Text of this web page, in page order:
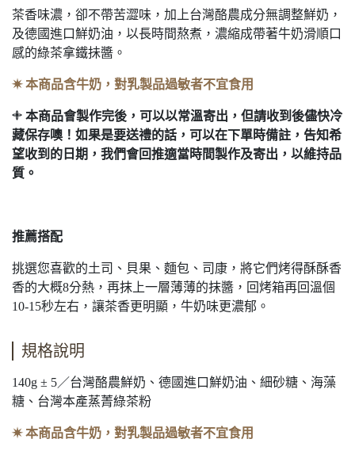
茶香味濃，卻不帶苦澀味，加上台灣酪農成分無調整鮮奶，
及德國進口鮮奶油，以長時間熬煮，濃縮成帶著牛奶滑順口
感的綠茶拿鐵抺醬。
✷ 本商品含牛奶，對乳製品過敏者不宜食用
𓇬 本商品會製作完後，可以以常溫寄出，但請收到後儘快冷
藏保存噢！如果是要送禮的話，可以在下單時備註，告知希
望收到的日期，我們會回推適當時間製作及寄出，以維持品
質。
推薦搭配
挑選您喜歡的土司、貝果、麵包、司康，將它們烤得酥酥香
香的大概8分熱，再抹上一層薄薄的抹醬，回烤箱再回溫個
10-15秒左右，讓茶香更明顯，牛奶味更濃郁。
規格說明
140g ± 5／台灣酪農鮮奶、德國進口鮮奶油、細砂糖、海藻
糖、台灣本產蒸菁綠茶粉
✷ 本商品含牛奶，對乳製品過敏者不宜食用